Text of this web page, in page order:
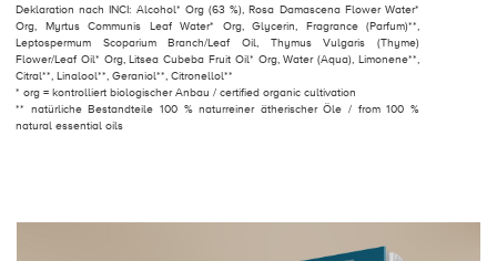
Deklaration nach INCI: Alcohol* Org (63 %), Rosa Damascena Flower Water*
Org, Myrtus Communis Leaf Water* Org, Glycerin, Fragrance (Parfum)**,
Leptospermum Scoparium Branch/Leaf Oil, Thymus Vulgaris (Thyme)
Flower/Leaf Oil* Org, Litsea Cubeba Fruit Oil* Org, Water (Aqua), Limonene**,
Citral**, Linalool**, Geraniol**, Citronellol**
* org = kontrolliert biologischer Anbau / certified organic cultivation
** natürliche Bestandteile 100 % naturreiner ätherischer Öle / from 100 %
natural essential oils